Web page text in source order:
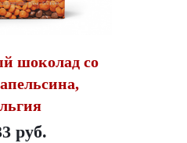
шоколад со
руб.